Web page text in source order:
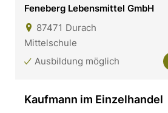
Feneberg Lebensmittel GmbH
87471 Durach
Mittelschule
Ausbildung möglich
Kaufmann im Einzelhandel